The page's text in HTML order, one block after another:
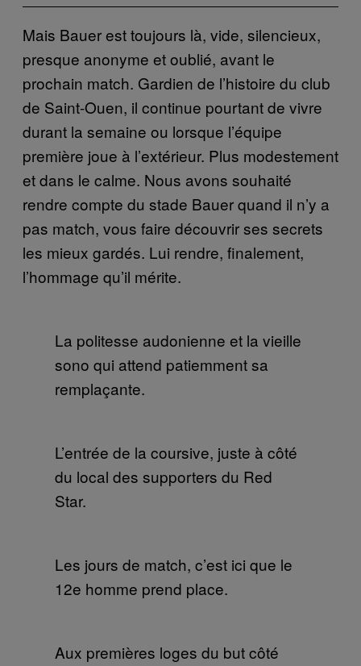
Mais Bauer est toujours là, vide, silencieux,
presque anonyme et oublié, avant le
prochain match. Gardien de l’histoire du club
de Saint-Ouen, il continue pourtant de vivre
durant la semaine ou lorsque l’équipe
première joue à l’extérieur. Plus modestement
et dans le calme. Nous avons souhaité
rendre compte du stade Bauer quand il n’y a
pas match, vous faire découvrir ses secrets
les mieux gardés. Lui rendre, finalement,
l’hommage qu’il mérite.
La politesse audonienne et la vieille
sono qui attend patiemment sa
remplaçante.
L’entrée de la coursive, juste à côté
du local des supporters du Red
Star.
Les jours de match, c’est ici que le
12e homme prend place.
Aux premières loges du but côté